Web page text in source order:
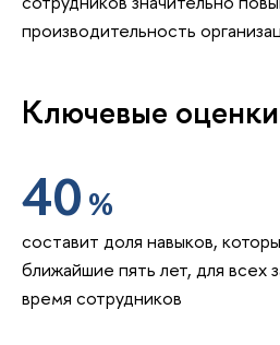
производительность
Ключевые оценки
40 %
составит доля навыков,
ближайшие пять лет, для всех
время сотрудников